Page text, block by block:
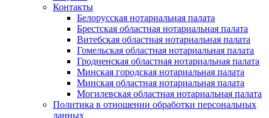
Контакты
Белорусская нотариальная палата
Брестская областная нотариальная палата
Витебская областная нотариальная палата
Гомельская областная нотариальная палата
Гродненская областная нотариальная палата
Минская городская нотариальная палата
Минская областная нотариальная палата
Могилевская областная нотариальная палата
Политика в отношении обработки персональных
данных